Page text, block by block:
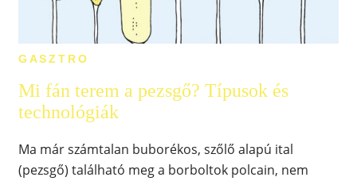
GASZTRO
Mi fán terem a pezsgő? Típusok és
technológiák
Ma már számtalan buborékos, szőlő alapú ital
(pezsgő) található meg a borboltok polcain, nem